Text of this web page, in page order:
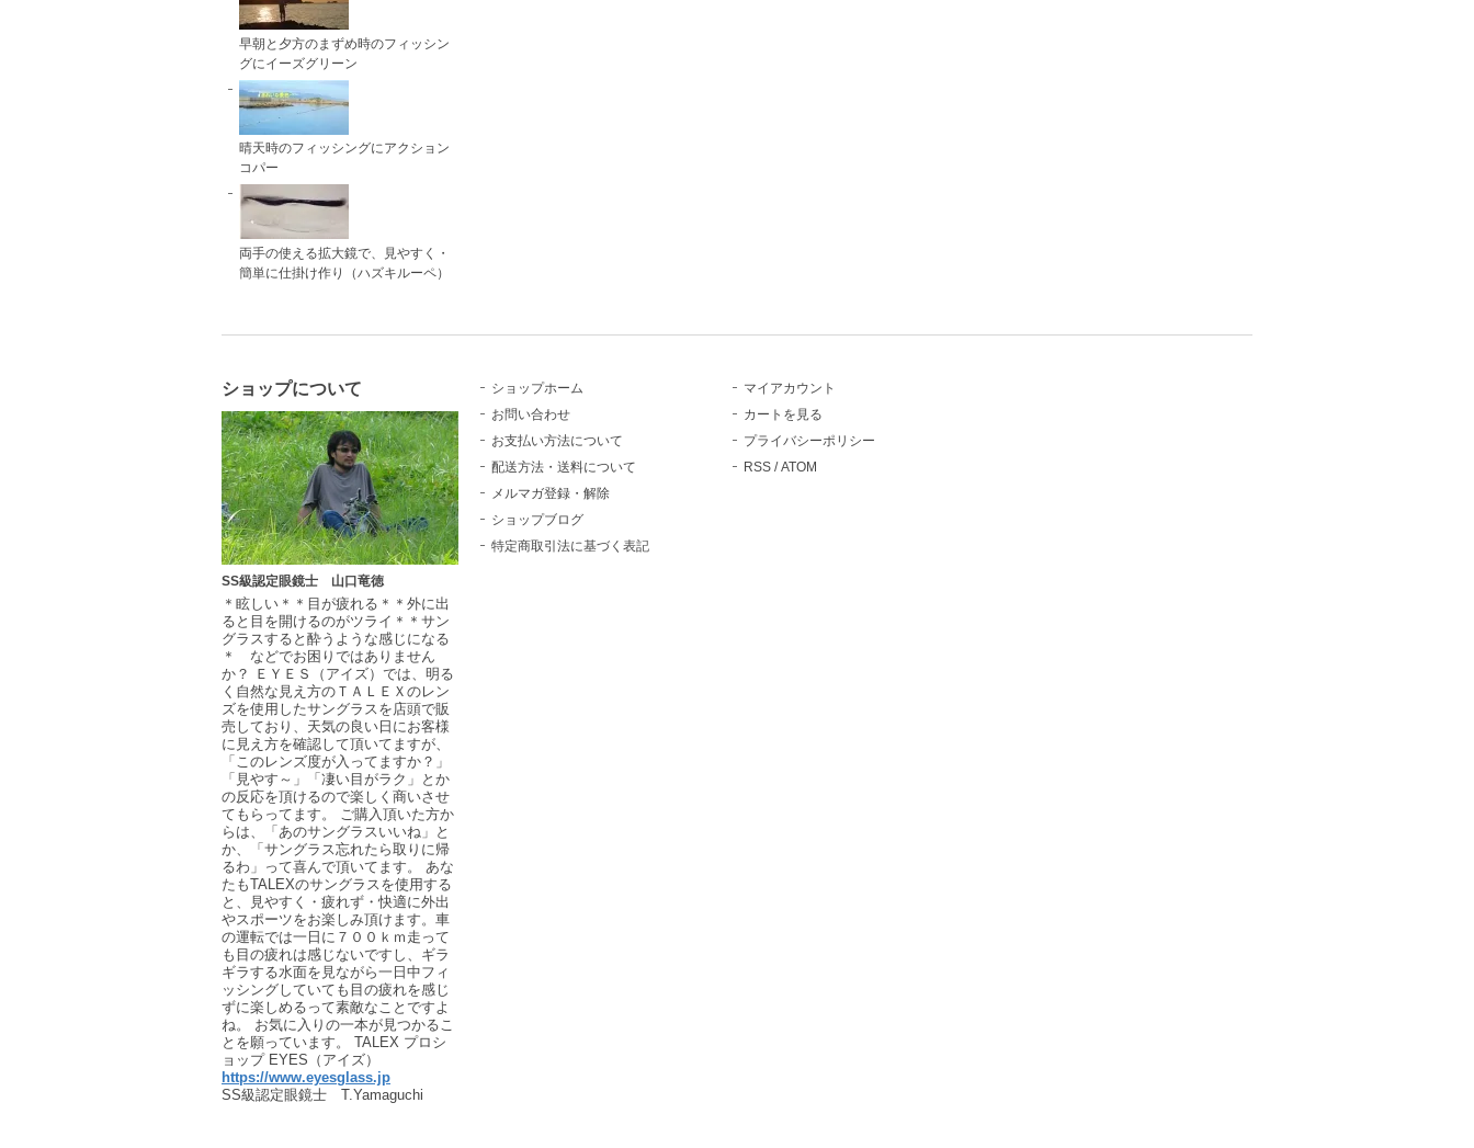
早朝と夕方のまずめ時のフィッシン
グにイーズグリーン
晴天時のフィッシングにアクション
コパー
両手の使える拡大鏡で、見やすく・
簡単に仕掛け作り（ハズキルーペ）
ショップについて
SS級認定眼鏡士 山口竜徳
＊眩しい＊＊目が疲れる＊＊外に出
ると目を開けるのがツライ＊＊サン
グラスすると酔うような感じになる
＊ などでお困りではありません
か？ ＥＹＥＳ（アイズ）では、明る
く自然な見え方のＴＡＬＥＸのレン
ズを使用したサングラスを店頭で販
売しており、天気の良い日にお客様
に見え方を確認して頂いてますが、
「このレンズ度が入ってますか？」
「見やす～」「凄い目がラク」とか
の反応を頂けるので楽しく商いさせ
てもらってます。 ご購入頂いた方か
らは、「あのサングラスいいね」と
か、「サングラス忘れたら取りに帰
るわ」って喜んで頂いてます。 あな
たもTALEXのサングラスを使用する
と、見やすく・疲れず・快適に外出
やスポーツをお楽しみ頂けます。車
の運転では一日に７００ｋｍ走って
も目の疲れは感じないですし、ギラ
ギラする水面を見ながら一日中フィ
ッシングしていても目の疲れを感じ
ずに楽しめるって素敵なことですよ
ね。 お気に入りの一本が見つかるこ
とを願っています。 TALEX プロシ
ョップ EYES（アイズ）
https://www.eyesglass.jp
SS級認定眼鏡士 T.Yamaguchi
ショップホーム
お問い合わせ
お支払い方法について
配送方法・送料について
メルマガ登録・解除
ショップブログ
特定商取引法に基づく表記
マイアカウント
カートを見る
プライバシーポリシー
RSS /ATOM